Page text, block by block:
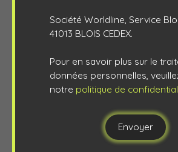
Société Worldline, Service
41013 BLOIS CEDEX.
Pour en savoir plus sur le
données personnelles,
notre politique de
Envoyer